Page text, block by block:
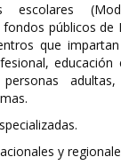
escolares
públicos de
que
y